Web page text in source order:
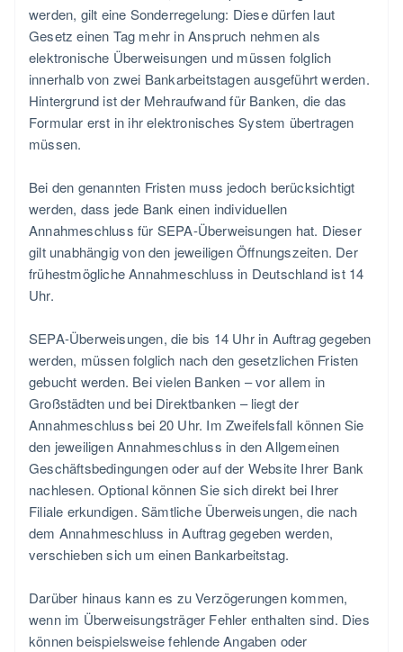
werden, gilt eine Sonderregelung: Diese dürfen laut
Gesetz einen Tag mehr in Anspruch nehmen als
elektronische Überweisungen und müssen folglich
innerhalb von zwei Bankarbeitstagen ausgeführt werden.
Hintergrund ist der Mehraufwand für Banken, die das
Formular erst in ihr elektronisches System übertragen
müssen.
Bei den genannten Fristen muss jedoch berücksichtigt
werden, dass jede Bank einen individuellen
Annahmeschluss für SEPA-Überweisungen hat. Dieser
gilt unabhängig von den jeweiligen Öffnungszeiten. Der
frühestmögliche Annahmeschluss in Deutschland ist 14
Uhr.
SEPA-Überweisungen, die bis 14 Uhr in Auftrag gegeben
werden, müssen folglich nach den gesetzlichen Fristen
gebucht werden. Bei vielen Banken – vor allem in
Großstädten und bei Direktbanken – liegt der
Annahmeschluss bei 20 Uhr. Im Zweifelsfall können Sie
den jeweiligen Annahmeschluss in den Allgemeinen
Geschäftsbedingungen oder auf der Website Ihrer Bank
nachlesen. Optional können Sie sich direkt bei Ihrer
Filiale erkundigen. Sämtliche Überweisungen, die nach
dem Annahmeschluss in Auftrag gegeben werden,
verschieben sich um einen Bankarbeitstag.
Darüber hinaus kann es zu Verzögerungen kommen,
wenn im Überweisungsträger Fehler enthalten sind. Dies
können beispielsweise fehlende Angaben oder